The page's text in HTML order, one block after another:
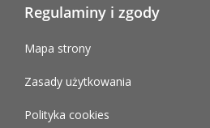
Regulaminy i zgody
Mapa strony
Zasady użytkowania
Polityka cookies